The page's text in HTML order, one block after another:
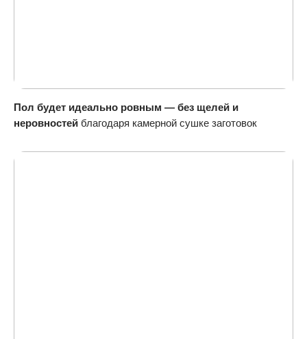
Пол будет идеально ровным — без щелей и
неровностей благодаря камерной сушке заготовок